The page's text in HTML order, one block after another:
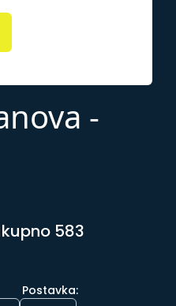
-
583
Postavka: